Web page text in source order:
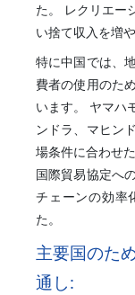
た。 レクリエー
い捨て収入を増
特に中国では、
費者の使用のた
います。 ヤマハ
ンドラ、マヒン
場条件に合わせ
国際貿易協定へ
チェーンの効率
た。
主要国のた
通し: